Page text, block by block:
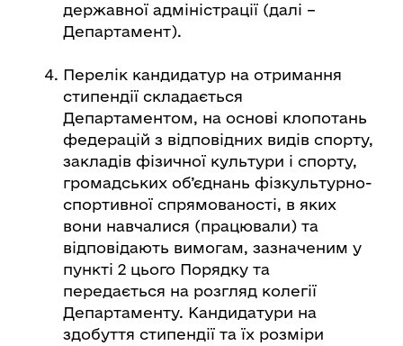
державної адміністрації (далі –
Департамент).
Перелік кандидатур на отримання
стипендії складається
Департаментом, на основі клопотань
федерацій з відповідних видів спорту,
закладів фізичної культури і спорту,
громадських об’єднань фізкультурно-
спортивної спрямованості, в яких
вони навчалися (працювали) та
відповідають вимогам, зазначеним у
пункті 2 цього Порядку та
передається на розгляд колегії
Департаменту. Кандидатури на
здобуття стипендії та їх розміри